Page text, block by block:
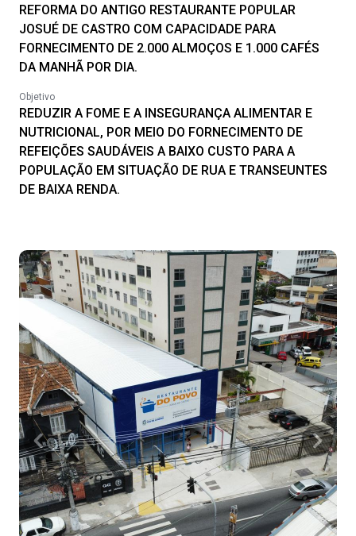
REFORMA DO ANTIGO RESTAURANTE POPULAR
JOSUÉ DE CASTRO COM CAPACIDADE PARA
FORNECIMENTO DE 2.000 ALMOÇOS E 1.000 CAFÉS
DA MANHÃ POR DIA.
Objetivo
REDUZIR A FOME E A INSEGURANÇA ALIMENTAR E
NUTRICIONAL, POR MEIO DO FORNECIMENTO DE
REFEIÇÕES SAUDÁVEIS A BAIXO CUSTO PARA A
POPULAÇÃO EM SITUAÇÃO DE RUA E TRANSEUNTES
DE BAIXA RENDA.